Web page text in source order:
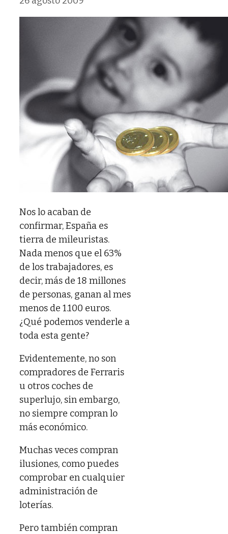
Nos lo acaban de
confirmar, España es
tierra de mileuristas.
Nada menos que el 63%
de los trabajadores, es
decir, más de 18 millones
de personas, ganan al mes
menos de 1.100 euros.
¿Qué podemos venderle a
toda esta gente?
Evidentemente, no son
compradores de Ferraris
u otros coches de
superlujo, sin embargo,
no siempre compran lo
más económico.
Muchas veces compran
ilusiones, como puedes
comprobar en cualquier
administración de
loterías.
Pero también compran